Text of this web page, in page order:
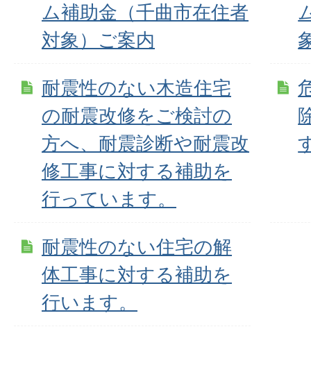
ム補助金（千曲市在住者
対象）ご案内
耐震性のない木造住宅
の耐震改修をご検討の
方へ、耐震診断や耐震改
修工事に対する補助を
行っています。
耐震性のない住宅の解
体工事に対する補助を
行います。